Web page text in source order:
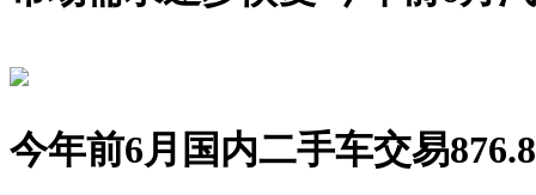
今年前6月国内二手车交易